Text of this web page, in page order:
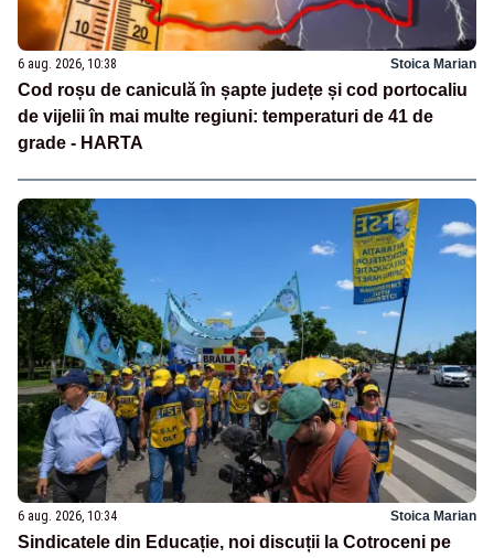
6 aug. 2026, 10:38 Stoica Marian
Cod roșu de caniculă în șapte județe și cod portocaliu
de vijelii în mai multe regiuni: temperaturi de 41 de
grade - HARTA
6 aug. 2026, 10:34 Stoica Marian
Sindicatele din Educație, noi discuții la Cotroceni pe